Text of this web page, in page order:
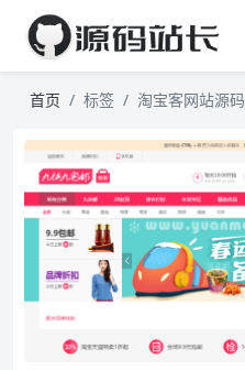
首页 标签 淘宝客网站源码